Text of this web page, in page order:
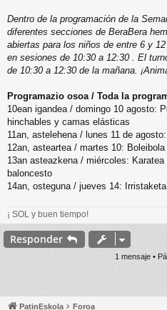
Dentro de la programación de la
diferentes secciones de BeraBera
abiertas para los niños de entre 6 y
en sesiones de 10:30 a 12:30 . El
de 10:30 a 12:30 de la mañana.
Programazio osoa / Toda la
10ean igandea / domingo 10 agosto:
hinchables y camas elásticas
11an, astelehena / lunes 11 de
12an, asteartea / martes 10:
13an asteazkena / miércoles:
baloncesto
14an, osteguna / jueves 14:
¡ SOL y buen tiempo!
Responder
1 mensaje •
PatinEskola Foroa